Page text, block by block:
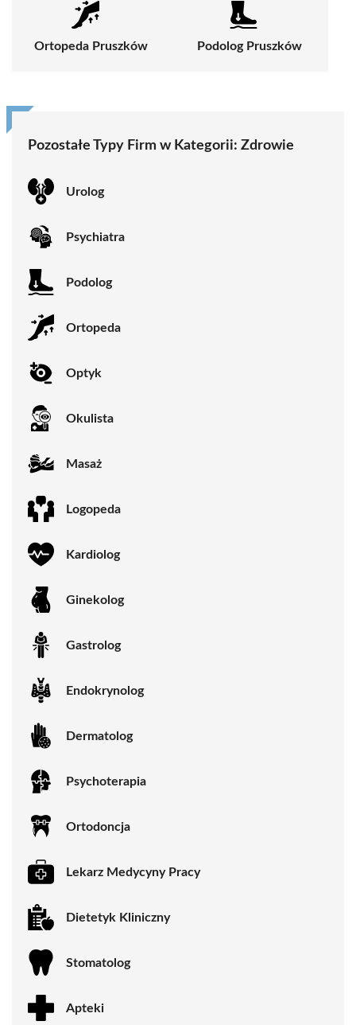
Ortopeda Pruszków Podolog Pruszków
Pozostałe Typy Firm w Kategorii: Zdrowie
Urolog
Psychiatra
Podolog
Ortopeda
Optyk
Okulista
Masaż
Logopeda
Kardiolog
Ginekolog
Gastrolog
Endokrynolog
Dermatolog
Psychoterapia
Ortodoncja
Lekarz Medycyny Pracy
Dietetyk Kliniczny
Stomatolog
Apteki